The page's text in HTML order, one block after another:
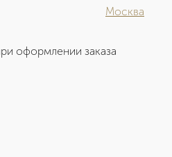
Москва
оформлении заказа